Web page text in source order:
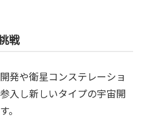
戦
発や衛星コンステレーショ
入し新しいタイプの宇宙開
。